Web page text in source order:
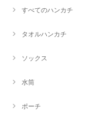
すべてのハンカチ
タオルハンカチ
ソックス
水筒
ポーチ